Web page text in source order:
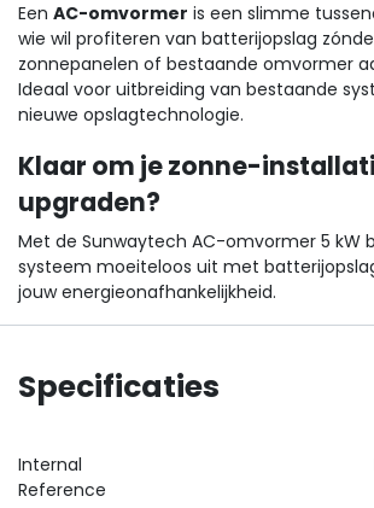
Een AC-omvormer is een slimme
wie wil profiteren van batterijopslag
zonnepanelen of bestaande omvormer
Ideaal voor uitbreiding van bestaande
nieuwe opslagtechnologie.
Klaar om je zonne-
upgraden?
Met de Sunwaytech AC-omvormer 5 kW
systeem moeiteloos uit met
jouw energieonafhankelijkheid.
Specificaties
Internal
Reference